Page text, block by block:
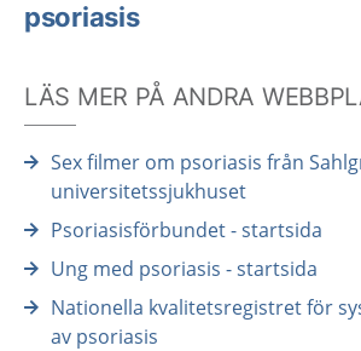
psoriasis
LÄS MER PÅ ANDRA
Sex filmer om psoriasis från
universitetssjukhuset
Psoriasisförbundet - startsida
Ung med psoriasis - startsida
Nationella kvalitetsregistret för
av psoriasis